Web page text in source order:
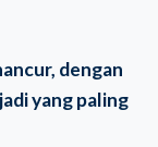
dengan
yang paling